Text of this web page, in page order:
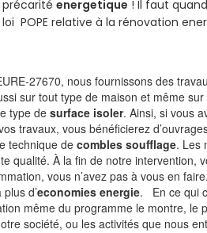
précaritéenergetique ! Il faut
POPE relative à la rénovation
27670, nous fournissons des
sur tout type de maison et même
type desurface isoler. Ainsi, si vous
travaux, vous bénéficierez
technique decombles soufflage. Les
qualité. À la fin de notre intervention,
vous n’avez pas à vous en
d’economies energie. En ce qui
même du programme le montre, le
société, ou les activités que nous